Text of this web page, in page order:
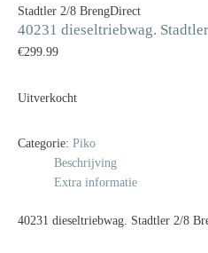
Stadtler 2/8 BrengDirect
40231 dieseltriebwag.
€299.99
Uitverkocht
Categorie: Piko
Beschrijving
Extra informatie
40231 dieseltriebwag. Stadtler 2/8